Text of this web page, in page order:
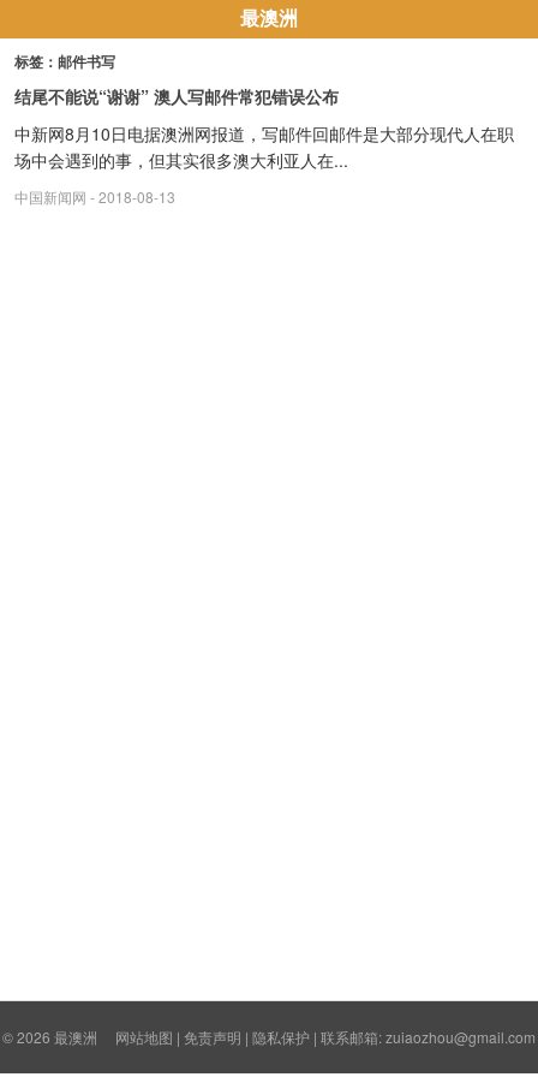
最澳洲
标签：邮件书写
结尾不能说“谢谢” 澳人写邮件常犯错误公布
中新网8月10日电据澳洲网报道，写邮件回邮件是大部分现代人在职
场中会遇到的事，但其实很多澳大利亚人在...
中国新闻网 - 2018-08-13
© 2026 最澳洲 网站地图 | 免责声明 | 隐私保护 | 联系邮箱: zuiaozhou@gmail.com